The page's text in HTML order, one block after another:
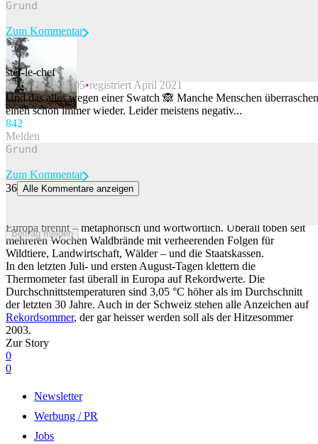
Beitrag melden
Zum Kommentar
stef-le-chef
21.05.2026 23:05 registriert April 2021
Und das alles wegen einer Swatch 🙈 Manche Menschen überraschen
einen schon immer wieder. Leider meistens negativ...
842
Melden
Beitrag melden
Zum Kommentar
36 Alle Kommentare anzeigen
Europa brennt – metaphorisch und wortwörtlich. Überall toben seit
mehreren Wochen Waldbrände mit verheerenden Folgen für
Wildtiere, Landwirtschaft, Wälder – und die Staatskassen.
In den letzten Juli- und ersten August-Tagen klettern die
Thermometer fast überall in Europa auf Rekordwerte. Die
Durchschnittstemperaturen sind 3,05 °C höher als im Durchschnitt
der letzten 30 Jahre. Auch in der Schweiz stehen alle Anzeichen auf
Rekordsommer, der gar heisser werden soll als der Hitzesommer
2003.
Zur Story
0
0
Newsletter
Werbung / PR
Jobs